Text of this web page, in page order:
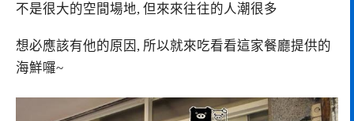
不是很大的空間場地, 但來來往往的人潮很多
想必應該有他的原因, 所以就來吃看看這家餐廳提供的
海鮮囉~